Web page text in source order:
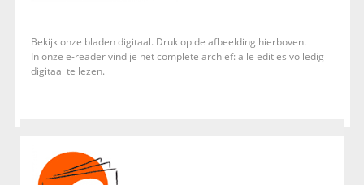
Bekijk onze bladen digitaal. Druk op de afbeelding hierboven.
In onze e-reader vind je het complete archief: alle edities volledig
digitaal te lezen.